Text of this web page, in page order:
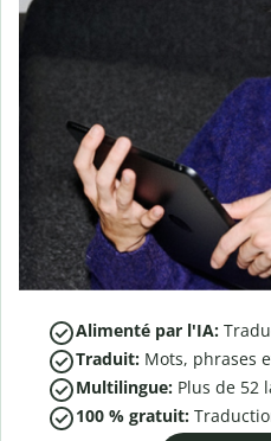
Alimenté par l'IA:
Traduit: Mots, phrases
Multilingue: Plus de 52
100 % gratuit: